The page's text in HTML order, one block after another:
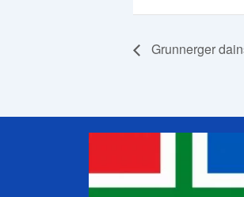
Grunnerger